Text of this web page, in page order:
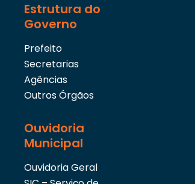
Estrutura do
Governo
Prefeito
Secretarias
Agências
Outros Órgãos
Ouvidoria
Municipal
Ouvidoria Geral